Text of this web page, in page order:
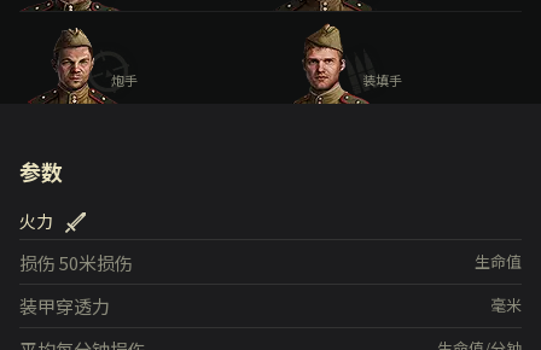
炮手 装填手
参数
火力
生命值
损伤50米损伤
毫米
装甲穿透力